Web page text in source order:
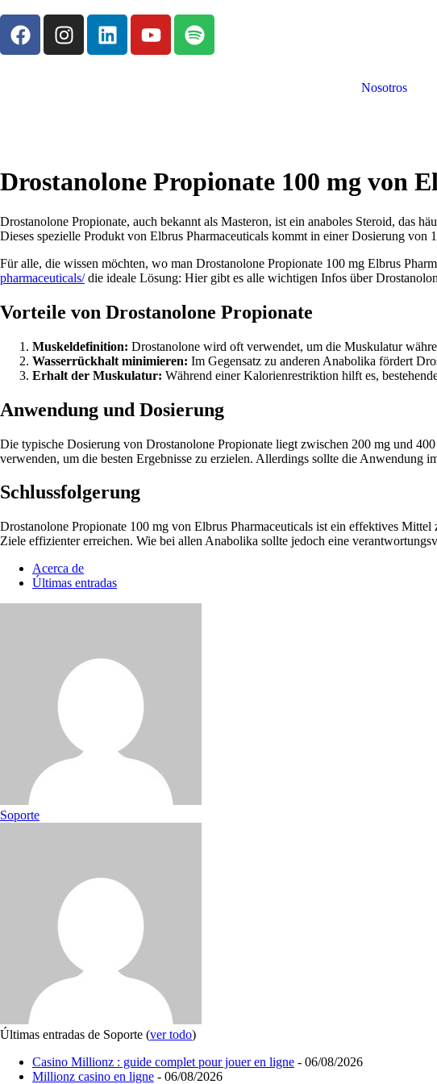
Nosotros
Drostanolone Propionate 100 mg von
Drostanolone Propionate, auch bekannt als Masteron, ist ein anaboles Steroid, das
Dieses spezielle Produkt von Elbrus Pharmaceuticals kommt in einer Dosierung
Für alle, die wissen möchten, wo man Drostanolone Propionate 100 mg Elbrus
pharmaceuticals/die ideale Lösung: Hier gibt es alle wichtigen Infos über
Vorteile von Drostanolone Propionate
Muskeldefinition: Drostanolone wird oft verwendet, um die Muskulatur
Wasserrückhalt minimieren: Im Gegensatz zu anderen Anabolika fördert
Erhalt der Muskulatur: Während einer Kalorienrestriktion hilft es,
Anwendung und Dosierung
Die typische Dosierung von Drostanolone Propionate liegt zwischen 200 mg und
verwenden, um die besten Ergebnisse zu erzielen. Allerdings sollte die Anwendung
Schlussfolgerung
Drostanolone Propionate 100 mg von Elbrus Pharmaceuticals ist ein effektives
Ziele effizienter erreichen. Wie bei allen Anabolika sollte jedoch eine
Acerca de
Últimas entradas
Soporte
Últimas entradas de Soporte (ver todo)
Casino Millionz : guide complet pour jouer en ligne - 06/08/2026
Millionz casino en ligne - 06/08/2026